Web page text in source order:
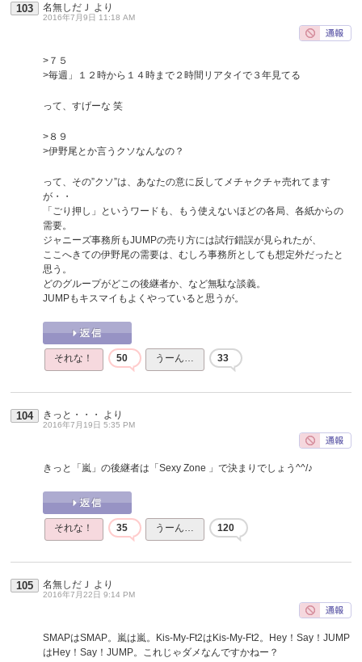
103 名無しだＪ より
2016年7月9日 11:18 AM
>７５
>毎週」１２時から１４時まで２時間リアタイで３年見てる
って、すげーな 笑
>８９
>伊野尾とか言うクソなんなの？
って、その”クソ”は、あなたの意に反してメチャクチャ売れてます
が・・
「ごり押し」というワードも、もう使えないほどの各局、各紙からの
需要。
ジャニーズ事務所もJUMPの売り方には試行錯誤が見られたが、
ここへきての伊野尾の需要は、むしろ事務所としても想定外だったと
思う。
どのグループがどこの後継者か、など無駄な談義。
JUMPもキスマイもよくやっていると思うが。
それな！ 50 うーん… 33
104 きっと・・・ より
2016年7月19日 5:35 PM
きっと「嵐」の後継者は「Sexy Zone 」で決まりでしょう^^/♪
それな！ 35 うーん… 120
105 名無しだＪ より
2016年7月22日 9:14 PM
SMAPはSMAP。嵐は嵐。Kis-My-Ft2はKis-My-Ft2。Hey！Say！JUMP
はHey！Say！JUMP。これじゃダメなんですかねー？